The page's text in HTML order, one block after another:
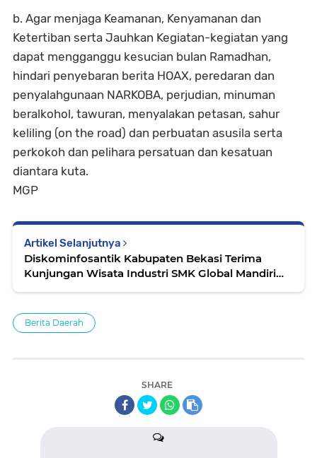
b. Agar menjaga Keamanan, Kenyamanan dan
Ketertiban serta Jauhkan Kegiatan-kegiatan yang
dapat mengganggu kesucian bulan Ramadhan,
hindari penyebaran berita HOAX, peredaran dan
penyalahgunaan NARKOBA, perjudian, minuman
beralkohol, tawuran, menyalakan petasan, sahur
keliling (on the road) dan perbuatan asusila serta
perkokoh dan pelihara persatuan dan kesatuan
diantara kuta.
MGP
Artikel Selanjutnya
Diskominfosantik Kabupaten Bekasi Terima
Kunjungan Wisata Industri SMK Global Mandiri
Berita Daerah
SHARE